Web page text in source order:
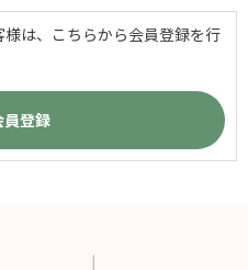
は、こちらから会員登録を行